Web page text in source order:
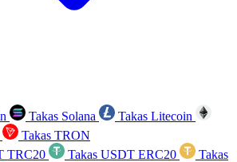
Takas Solana
Takas Litecoin
Takas TRON
TRC20
Takas USDT ERC20
Takas